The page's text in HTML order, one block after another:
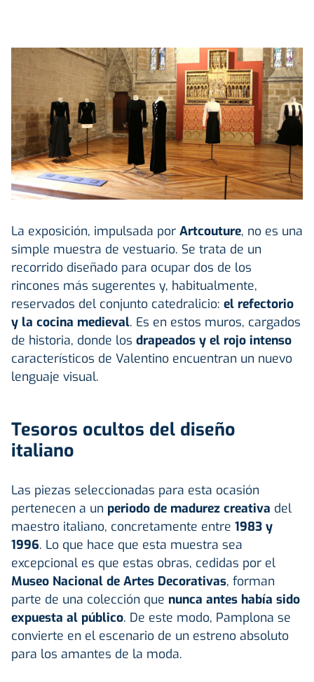
La exposición, impulsada por Artcouture, no es una
simple muestra de vestuario. Se trata de un
recorrido diseñado para ocupar dos de los
rincones más sugerentes y, habitualmente,
reservados del conjunto catedralicio: el refectorio
y la cocina medieval. Es en estos muros, cargados
de historia, donde los drapeados y el rojo intenso
característicos de Valentino encuentran un nuevo
lenguaje visual.
Tesoros ocultos del diseño
italiano
Las piezas seleccionadas para esta ocasión
pertenecen a un periodo de madurez creativa del
maestro italiano, concretamente entre 1983 y
1996. Lo que hace que esta muestra sea
excepcional es que estas obras, cedidas por el
Museo Nacional de Artes Decorativas, forman
parte de una colección que nunca antes había sido
expuesta al público. De este modo, Pamplona se
convierte en el escenario de un estreno absoluto
para los amantes de la moda.